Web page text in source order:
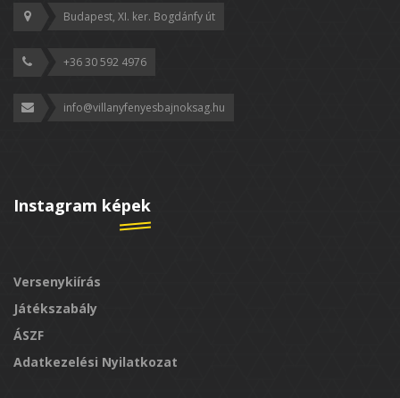
Budapest, XI. ker. Bogdánfy út
+36 30 592 4976
info@villanyfenyesbajnoksag.hu
Instagram képek
Versenykiírás
Játékszabály
ÁSZF
Adatkezelési Nyilatkozat